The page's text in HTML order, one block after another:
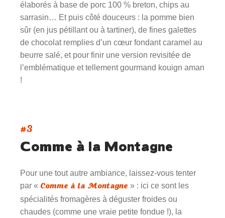
élaborés à base de porc 100 % breton, chips au
sarrasin… Et puis côté douceurs : la pomme bien
sûr (en jus pétillant ou à tartiner), de fines galettes
de chocolat remplies d’un cœur fondant caramel au
beurre salé, et pour finir une version revisitée de
l’emblématique et tellement gourmand kouign aman
!
#3
Comme à la Montagne
Pour une tout autre ambiance, laissez-vous tenter
par « Comme à la Montagne » : ici ce sont les
spécialités fromagères à déguster froides ou
chaudes (comme une vraie petite fondue !), la